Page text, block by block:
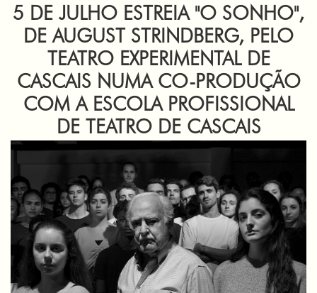
5 DE JULHO ESTREIA "O SONHO",
DE AUGUST STRINDBERG, PELO
TEATRO EXPERIMENTAL DE
CASCAIS NUMA CO-PRODUÇÃO
COM A ESCOLA PROFISSIONAL
DE TEATRO DE CASCAIS